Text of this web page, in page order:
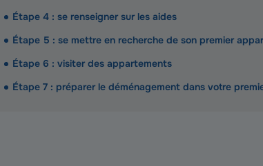
Étape 4 : se renseigner sur les aides
Étape 5 : se mettre en recherche de son premier
Étape 6 : visiter des appartements
Étape 7 : préparer le déménagement dans votre